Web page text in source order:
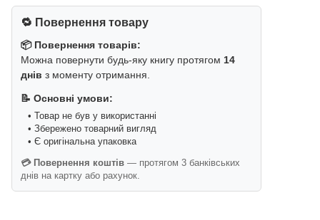
🔁 Повернення товару
📦 Повернення товарів:
Можна повернути будь-яку книгу протягом 14
днів з моменту отримання.
📝 Основні умови:
• Товар не був у використанні
• Збережено товарний вигляд
• Є оригінальна упаковка
💳 Повернення коштів — протягом 3 банківських
днів на картку або рахунок.